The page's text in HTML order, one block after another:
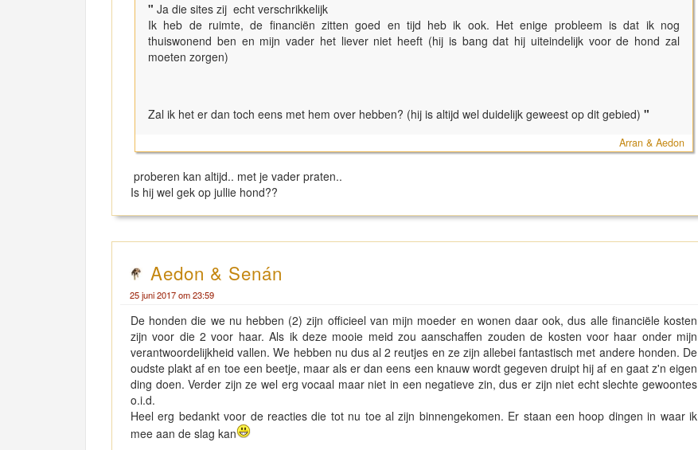
" Ja die sites zij echt verschrikkelijk
Ik heb de ruimte, de financiën zitten goed en tijd heb ik ook. Het enige probleem is dat ik nog
thuiswonend ben en mijn vader het liever niet heeft (hij is bang dat hij uiteindelijk voor de hond zal
moeten zorgen)
Zal ik het er dan toch eens met hem over hebben? (hij is altijd wel duidelijk geweest op dit gebied) "
Arran & Aedon
proberen kan altijd.. met je vader praten..
Is hij wel gek op jullie hond??
Aedon & Senán
25 juni 2017 om 23:59
De honden die we nu hebben (2) zijn officieel van mijn moeder en wonen daar ook, dus alle financiële kosten
zijn voor die 2 voor haar. Als ik deze mooie meid zou aanschaffen zouden de kosten voor haar onder mijn
verantwoordelijkheid vallen. We hebben nu dus al 2 reutjes en ze zijn allebei fantastisch met andere honden. De
oudste plakt af en toe een beetje, maar als er dan eens een knauw wordt gegeven druipt hij af en gaat z'n eigen
ding doen. Verder zijn ze wel erg vocaal maar niet in een negatieve zin, dus er zijn niet echt slechte gewoontes
o.i.d.
Heel erg bedankt voor de reacties die tot nu toe al zijn binnengekomen. Er staan een hoop dingen in waar ik
mee aan de slag kan